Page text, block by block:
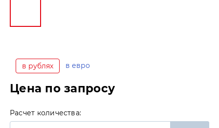
в рублях в евро
Цена по запросу
Расчет количества: